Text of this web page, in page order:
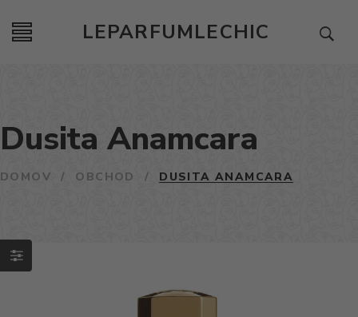
LEPARFUMLECHIC
Dusita Anamcara
DOMOV / OBCHOD / DUSITA ANAMCARA